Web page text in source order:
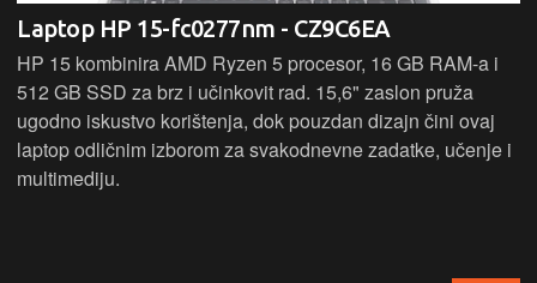
Laptop HP 15-fc0277nm - CZ9C6EA
HP 15 kombinira AMD Ryzen 5 procesor, 16 GB RAM-a i
512 GB SSD za brz i učinkovit rad. 15,6" zaslon pruža
ugodno iskustvo korištenja, dok pouzdan dizajn čini ovaj
laptop odličnim izborom za svakodnevne zadatke, učenje i
multimediju.